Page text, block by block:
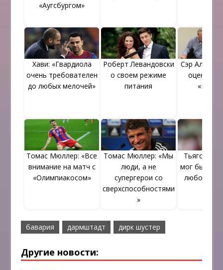
«Аугсбургом»
Хави: «Гвардиола
очень требователен
до любых мелочей»
Роберт Левандовски
о своем режиме
питания
Сэр Алекс
оценил
Томас Мюллер: «Все
внимание на матч с
«Олимпиакосом»
Томас Мюллер: «Мы
люди, а не
супергерои со
сверхспособностями
»
Тьяго:
мог бы
любой
бавария дармштадт дирк шустер
Другие новости: